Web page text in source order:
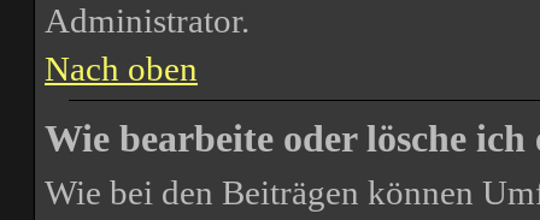
Administrator.
Nach oben
Wie bearbeite oder lösche ich
Wie bei den Beiträgen können